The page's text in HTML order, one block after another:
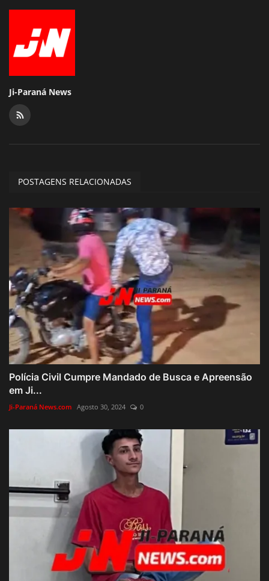
Ji-Paraná News
POSTAGENS RELACIONADAS
Polícia Civil Cumpre Mandado de Busca e Apreensão
em Ji...
Ji-Paraná News.com Agosto 30, 2024 0